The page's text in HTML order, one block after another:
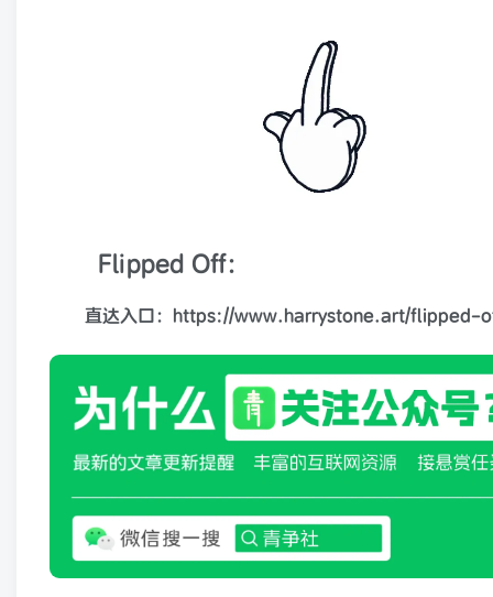
Flipped Off：
直达入口：https://www.harrystone.art/flipped-